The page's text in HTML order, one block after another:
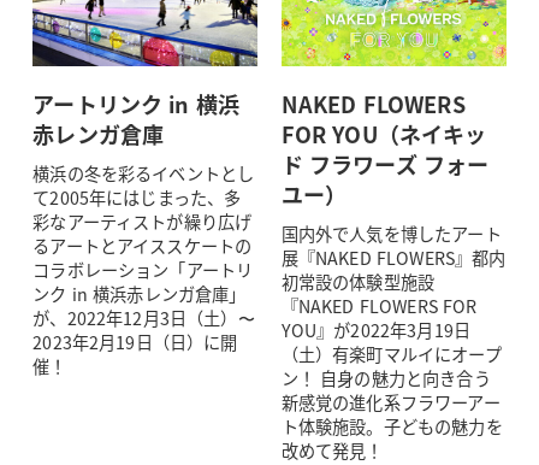
アートリンク in 横浜
赤レンガ倉庫
横浜の冬を彩るイベントとし
て2005年にはじまった、多
彩なアーティストが繰り広げ
るアートとアイススケートの
コラボレーション「アートリ
ンク in 横浜赤レンガ倉庫」
が、2022年12月3日（土）〜
2023年2月19日（日）に開
催！
NAKED FLOWERS
FOR YOU（ネイキッ
ド フラワーズ フォー
ユー）
国内外で人気を博したアート
展『NAKED FLOWERS』都内
初常設の体験型施設
『NAKED FLOWERS FOR
YOU』が2022年3月19日
（土）有楽町マルイにオープ
ン！ 自身の魅力と向き合う
新感覚の進化系フラワーアー
ト体験施設。子どもの魅力を
改めて発見！